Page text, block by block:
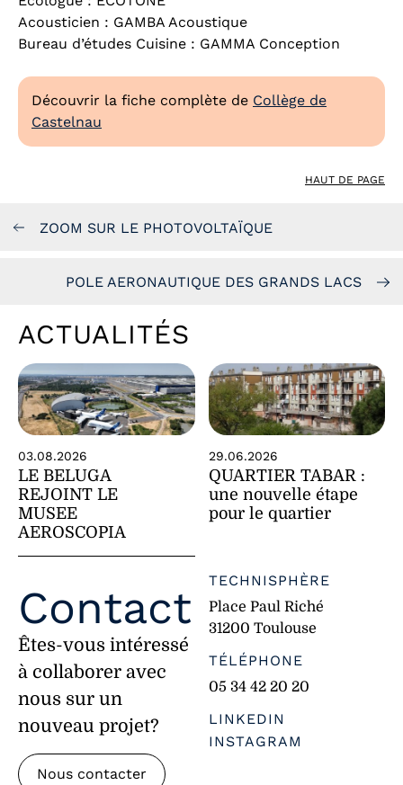
Acousticien : GAMBA Acoustique
Bureau d’études Cuisine : GAMMA Conception
Découvrir la fiche complète de Collège de
Castelnau
HAUT DE PAGE
ZOOM SUR LE PHOTOVOLTAÏQUE
POLE AERONAUTIQUE DES GRANDS LACS
ACTUALITÉS
03.08.2026
LE BELUGA
REJOINT LE
MUSEE
AEROSCOPIA
29.06.2026
QUARTIER TABAR :
une nouvelle étape
pour le quartier
Contact
Êtes-vous intéressé
à collaborer avec
nous sur un
nouveau projet?
Nous contacter
TECHNISPHÈRE
Place Paul Riché
31200 Toulouse
TÉLÉPHONE
05 34 42 20 20
LINKEDIN
INSTAGRAM